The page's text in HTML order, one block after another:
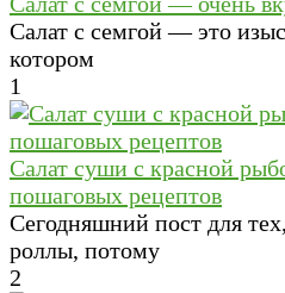
Салат с семгой — это
котором
1
Салат суши с красной
пошаговых рецептов
Сегодняшний пост для
роллы, потому
2